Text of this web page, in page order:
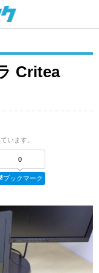
Critea
います。
0
ブックマーク